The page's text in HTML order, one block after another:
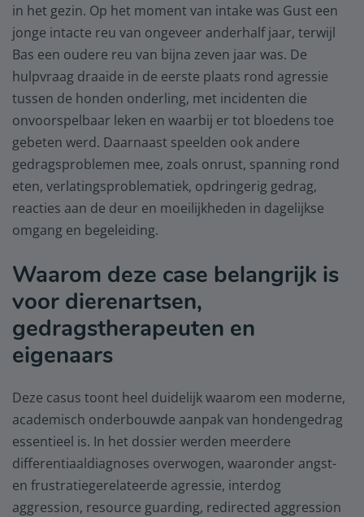
in het gezin. Op het moment van intake was Gust een
jonge intacte reu van ongeveer anderhalf jaar, terwijl
Bas een oudere reu van bijna zeven jaar was. De
hulpvraag draaide in de eerste plaats rond agressie
tussen de honden onderling, met incidenten die
onvoorspelbaar leken en waarbij er tot bloedens toe
gebeten werd. Daarnaast speelden ook andere
gedragsproblemen mee, zoals onrust, spanning rond
eten, verlatingsproblematiek, opdringerig gedrag,
reacties aan de deur en moeilijkheden in dagelijkse
omgang en begeleiding.
Waarom deze case belangrijk is
voor dierenartsen,
gedragstherapeuten en
eigenaars
Deze casus toont heel duidelijk waarom een moderne,
academisch onderbouwde aanpak van hondengedrag
essentieel is. In het dossier werden meerdere
differentiaaldiagnoses overwogen, waaronder angst-
en frustratiegerelateerde agressie, interdog
aggression, resource guarding, redirected aggression